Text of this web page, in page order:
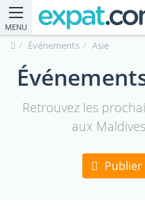
MENU
Événements Asie
Retrouvez les
aux